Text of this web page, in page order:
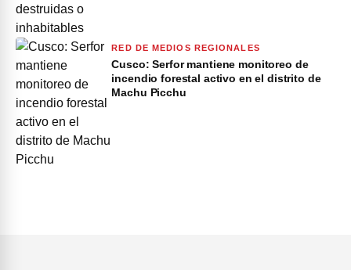
RED DE MEDIOS REGIONALES
Cusco: Serfor mantiene monitoreo de
incendio forestal activo en el distrito de
Machu Picchu